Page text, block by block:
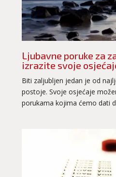
Ljubavne poruke za
izrazite svoje
Biti zaljubljen jedan je od
postoje. Svoje osjećaje
porukama kojima ćemo dati